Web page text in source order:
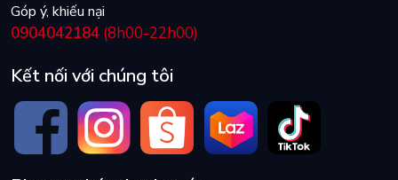
Góp ý, khiếu nại
0904042184 (8h00-22h00)
Kết nối với chúng tôi